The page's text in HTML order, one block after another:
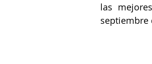
las
septiembre